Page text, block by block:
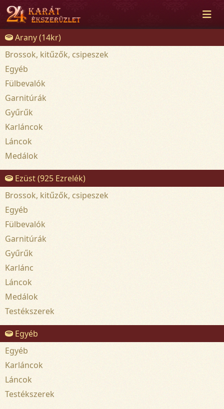
Arany (14kr)
Brossok, kitűzők, csipeszek
Egyéb
Fülbevalók
Garnitúrák
Gyűrűk
Karláncok
Láncok
Medálok
Ezüst (925 Ezrelék)
Brossok, kitűzők, csipeszek
Egyéb
Fülbevalók
Garnitúrák
Gyűrűk
Karlánc
Láncok
Medálok
Testékszerek
Egyéb
Egyéb
Karláncok
Láncok
Testékszerek